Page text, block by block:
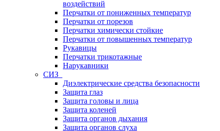
воздействий
Перчатки от пониженных температур
Перчатки от порезов
Перчатки химически стойкие
Перчатки от повышенных температур
Рукавицы
Перчатки трикотажные
Нарукавники
СИЗ
Диэлектрические средства безопасности
Защита глаз
Защита головы и лица
Защита коленей
Защита органов дыхания
Защита органов слуха